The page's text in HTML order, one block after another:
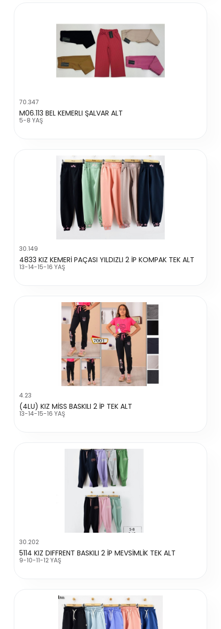
70.347
M06.113 BEL KEMERLI ŞALVAR ALT
5-8 YAŞ
30.149
4833 KIZ KEMERİ PAÇASI YILDIZLI 2 İP KOMPAK TEK ALT
13-14-15-16 YAŞ
4.23
(4LU) KIZ MİSS BASKILI 2 İP TEK ALT
13-14-15-16 YAŞ
30.202
5114 KIZ DIFFRENT BASKILI 2 İP MEVSİMLİK TEK ALT
9-10-11-12 YAŞ